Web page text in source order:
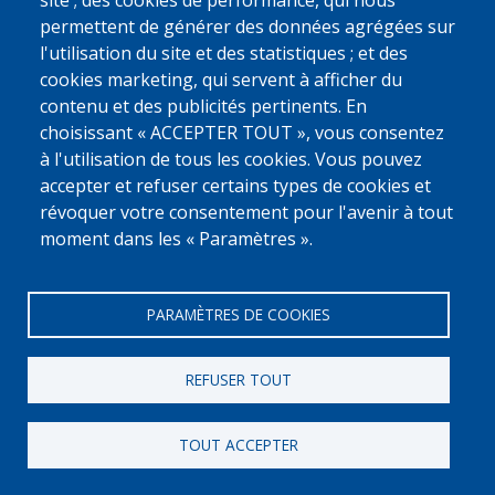
Déclaration relative aux cookies
Vie privée, copyright et disclaimer
Cookie Settings
permettent de générer des données agrégées sur
l'utilisation du site et des statistiques ; et des
cookies marketing, qui servent à afficher du
contenu et des publicités pertinents. En
choisissant « ACCEPTER TOUT », vous consentez
à l'utilisation de tous les cookies. Vous pouvez
accepter et refuser certains types de cookies et
révoquer votre consentement pour l'avenir à tout
moment dans les « Paramètres ».
PARAMÈTRES DE COOKIES
REFUSER TOUT
TOUT ACCEPTER
Fedasil © 2026